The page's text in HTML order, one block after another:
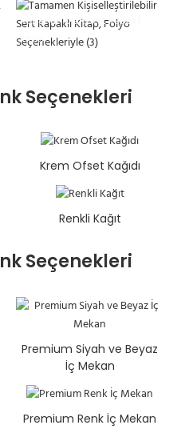
Kenarları olan sert kapaklı
kitap
Seçenekleri
Krem Ofset Kağıdı
Renkli Kağıt
Seçenekleri
Premium Siyah ve Beyaz
İç Mekan
Premium Renk İç Mekan